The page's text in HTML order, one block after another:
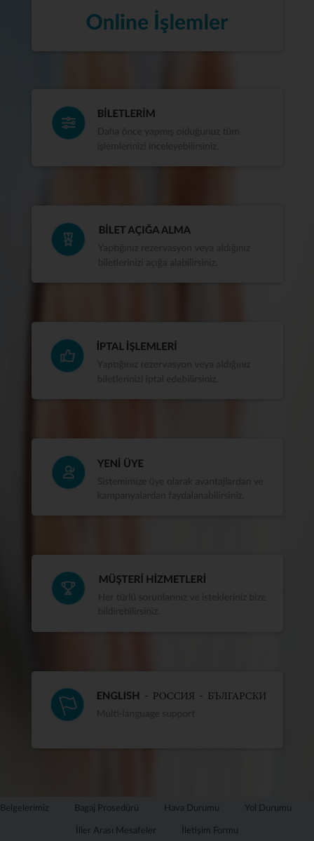
Belgelerimiz Bagaj Prosedürü Hava Durumu Yol Durumu
İller Arası Mesafeler İletişim Formu